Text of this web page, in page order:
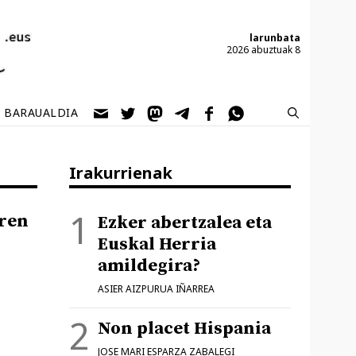
larunbata
2026 abuztuak 8
BARAUALDIA
Irakurrienak
Ezker abertzalea eta
Euskal Herria
amildegira?
ASIER AIZPURUA IÑARREA
Non placet Hispania
JOSE MARI ESPARZA ZABALEGI